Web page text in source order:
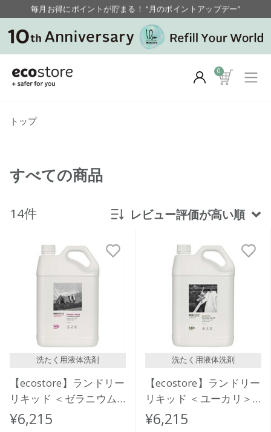
毎月お得にポイントが貯まる！ “月のポイントアップデー”
【重要】お盆期間中のお問い合わせと商品配送に関しまして
毎月お得にポイントが貯まる！ “月のポイントアップデー”
0
トップ
すべての商品
14件 レビュー評価が高い順
新着順
レビューが多い順
レビュー評価が高い順
洗たく用液体洗剤
【ecostore】ランドリー
リキッド ＜ゼラニウム
＆オレンジ＞5L
¥6,215
洗たく用液体洗剤
【ecostore】ランドリー
リキッド ＜ユーカリ＞
5L
¥6,215